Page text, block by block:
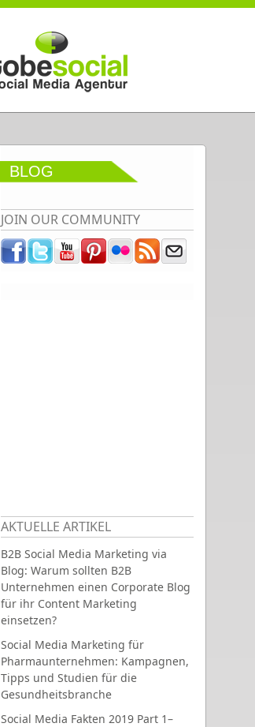
BLOG
JOIN OUR COMMUNITY
AKTUELLE ARTIKEL
B2B Social Media Marketing via
Blog: Warum sollten B2B
Unternehmen einen Corporate Blog
für ihr Content Marketing
einsetzen?
Social Media Marketing für
Pharmaunternehmen: Kampagnen,
Tipps und Studien für die
Gesundheitsbranche
Social Media Fakten 2019 Part 1–